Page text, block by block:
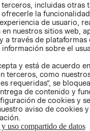
COOKIES
LIBRO DE
incluidas otras
la
de usuario,
nuestros sitios web,
a través de plataformas
sobre el
y está de acuerdo
terceros, como
requeridas”, se
de contenido y
de cookies y
aviso de cookies
uso compartido de datos